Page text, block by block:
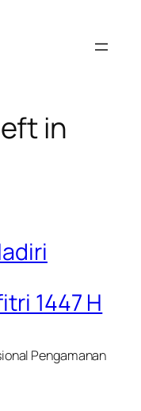
in
1447 H
Pengamanan